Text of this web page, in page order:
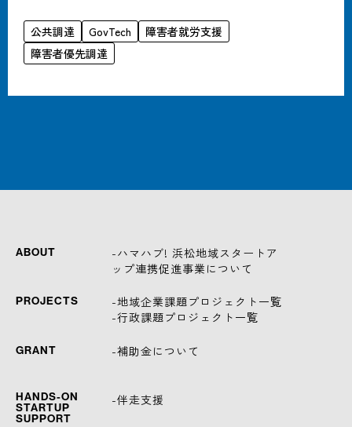
公共調達 GovTech
障害者就労支援
障害者優先調達
ABOUT
-ハマハブ! 浜松地域スタートア
ップ連携促進事業について
PROJECTS
-地域企業課題プロジェクト一覧
-行政課題プロジェクト一覧
GRANT -補助金について
HANDS-ON
STARTUP
SUPPORT
-伴走支援